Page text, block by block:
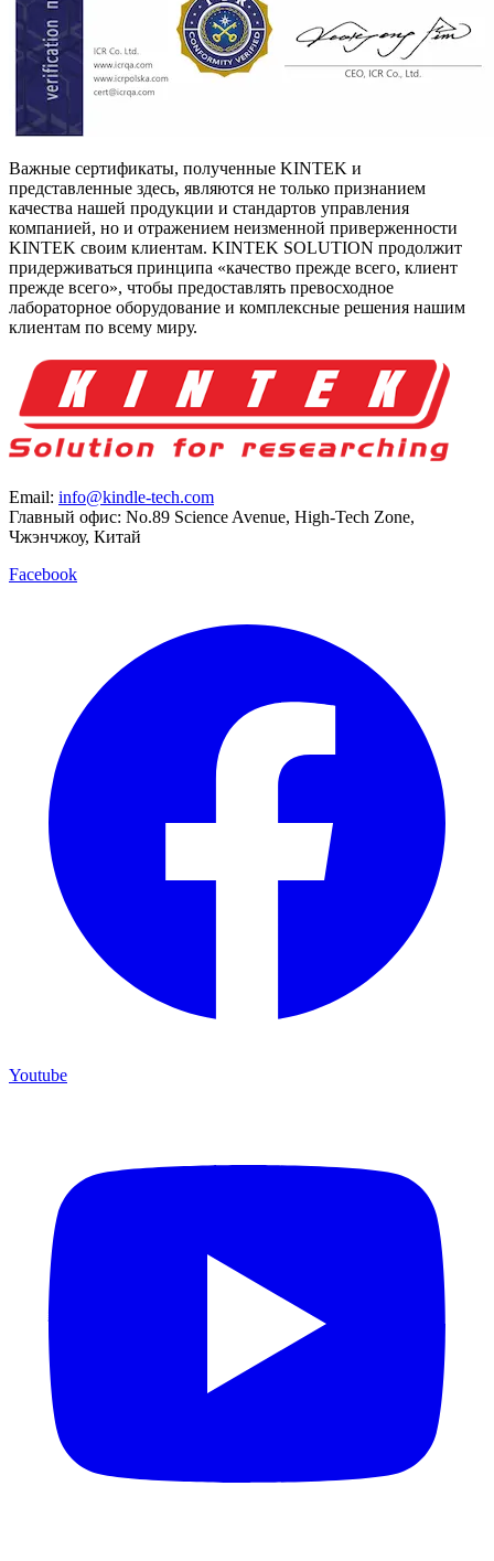
Важные сертификаты, полученные KINTEK и
представленные здесь, являются не только признанием
качества нашей продукции и стандартов управления
компанией, но и отражением неизменной приверженности
KINTEK своим клиентам. KINTEK SOLUTION продолжит
придерживаться принципа «качество прежде всего, клиент
прежде всего», чтобы предоставлять превосходное
лабораторное оборудование и комплексные решения нашим
клиентам по всему миру.
Email: info@kindle-tech.com
Главный офис: No.89 Science Avenue, High-Tech Zone,
Чжэнчжоу, Китай
Facebook
Youtube